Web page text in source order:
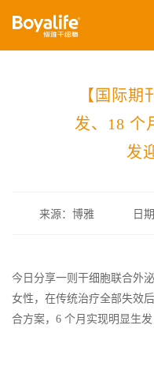
首页 什么是干细胞
【国际期刊重磅】6 个月生
【国际期
发、18 个
发
来源：博雅 日
今日分享一则干细胞联合外
女性，在传统治疗全部失效
合方案，6 个月实现明显生发